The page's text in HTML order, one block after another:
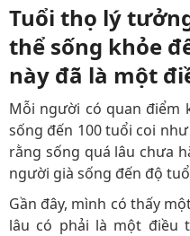
Tuổi thọ lý
thể sống khỏe
này đã là một
Mỗi người có quan điểm
sống đến 100 tuổi coi
rằng sống quá lâu chưa
người già sống đến độ
Gần đây, mình có thấy
lâu có phải là một điều